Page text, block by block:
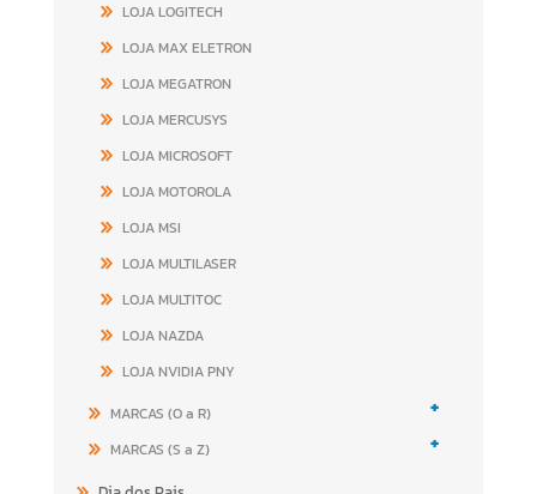
LOJA LOGITECH
LOJA MAX ELETRON
LOJA MEGATRON
LOJA MERCUSYS
LOJA MICROSOFT
LOJA MOTOROLA
LOJA MSI
LOJA MULTILASER
LOJA MULTITOC
LOJA NAZDA
LOJA NVIDIA PNY
MARCAS (O a R)
+
MARCAS (S a Z) +